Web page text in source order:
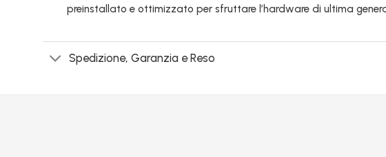
preinstallato e ottimizzato per sfruttare l’hardware di ultima
Spedizione, Garanzia e Reso